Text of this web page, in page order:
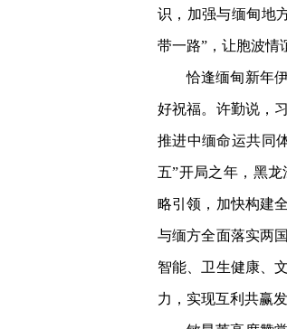
识，加强与缅甸地
带一路”，让胞波情
恰逢缅甸新年
好祝福。许勤说，
推进中缅命运共同
五”开局之年，黑
略引领，加快构建
与缅方全面落实两
智能、卫生健康、
力，实现互利共赢